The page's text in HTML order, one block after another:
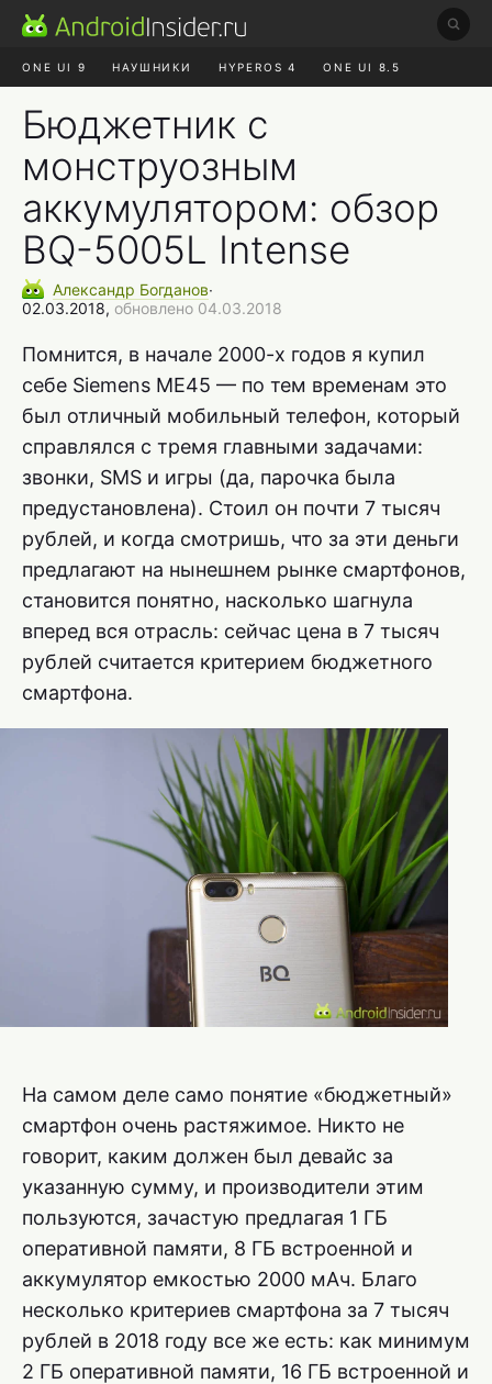
ONE UI 9 НАУШНИКИ HYPEROS 4 ONE UI 8.5
Бюджетник с
монструозным
аккумулятором: обзор
BQ-5005L Intense
Александр Богданов∙
02.03.2018, обновлено 04.03.2018
Помнится, в начале 2000-х годов я купил
себе Siemens ME45 — по тем временам это
был отличный мобильный телефон, который
справлялся с тремя главными задачами:
звонки, SMS и игры (да, парочка была
предустановлена). Стоил он почти 7 тысяч
рублей, и когда смотришь, что за эти деньги
предлагают на нынешнем рынке смартфонов,
становится понятно, насколько шагнула
вперед вся отрасль: сейчас цена в 7 тысяч
рублей считается критерием бюджетного
смартфона.
На самом деле само понятие «бюджетный»
смартфон очень растяжимое. Никто не
говорит, каким должен был девайс за
указанную сумму, и производители этим
пользуются, зачастую предлагая 1 ГБ
оперативной памяти, 8 ГБ встроенной и
аккумулятор емкостью 2000 мАч. Благо
несколько критериев смартфона за 7 тысяч
рублей в 2018 году все же есть: как минимум
2 ГБ оперативной памяти, 16 ГБ встроенной и